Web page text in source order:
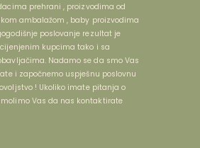
prehrani , proizvodima od
ambalažom , baby proizvodima
poslovanje rezultat je
kupcima tako i sa
Nadamo se da smo Vas
i započnemo uspješnu poslovnu
! Ukoliko imate pitanja o
Vas da nas kontaktirate